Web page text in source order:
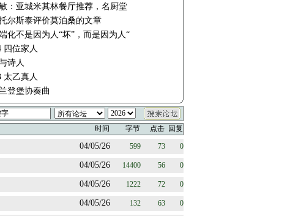
：亚城米其林餐厅推荐，名厨堂
尔斯泰评价莫泊桑的文章
化不是因为人“坏”，而是因为人“
四位家人
诗人
太乙真人
登堡协奏曲
时间 字节 点击 回复
04/05/26 599 73 0
04/05/26 14400 56 0
04/05/26 1222 72 0
04/05/26 132 63 0